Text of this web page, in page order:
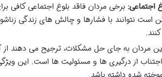
اجتماعی: برخی مردان فاقد بلوغ اجتماعی کافی
نتوانند با فشارها و چالش های زندگی
مردان به جای حل مشکلات، ترجیح می دهند از
از درگیری ها و مسئولیت ها است. این